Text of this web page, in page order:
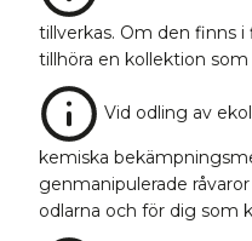
tillverkas. Om den finns i
tillhöra en kollektion
Vid odling av
kemiska
genmanipulerade
odlarna och för dig som